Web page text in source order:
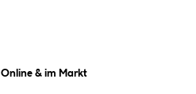
Online & im Markt